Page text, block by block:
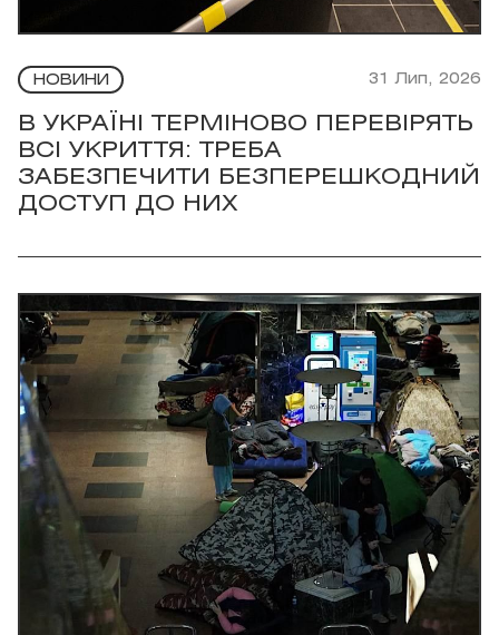
НОВИНИ 31 Лип, 2026
В УКРАЇНІ ТЕРМІНОВО ПЕРЕВІРЯТЬ
ВСІ УКРИТТЯ: ТРЕБА
ЗАБЕЗПЕЧИТИ БЕЗПЕРЕШКОДНИЙ
ДОСТУП ДО НИХ